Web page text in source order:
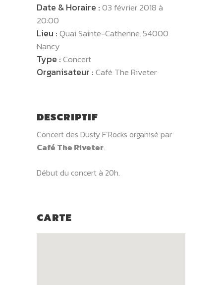
Date & Horaire :03 février 2018 à
20:00
Lieu :Quai Sainte-Catherine, 54000
Nancy
Type :Concert
Organisateur :Café The Riveter
DESCRIPTIF
Concert des Dusty F’Rocks organisé par
Café The Riveter.
Début du concert à 20h.
CARTE